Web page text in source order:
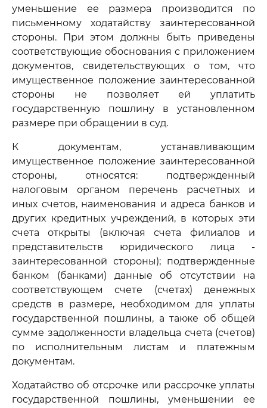
уменьшение ее размера производится по
письменному ходатайству заинтересованной
стороны. При этом должны быть приведены
соответствующие обоснования с приложением
документов, свидетельствующих о том, что
имущественное положение заинтересованной
стороны не позволяет ей уплатить
государственную пошлину в установленном
размере при обращении в суд.
К документам, устанавливающим
имущественное положение заинтересованной
стороны, относятся: подтвержденный
налоговым органом перечень расчетных и
иных счетов, наименования и адреса банков и
других кредитных учреждений, в которых эти
счета открыты (включая счета филиалов и
представительств юридического лица -
заинтересованной стороны); подтвержденные
банком (банками) данные об отсутствии на
соответствующем счете (счетах) денежных
средств в размере, необходимом для уплаты
государственной пошлины, а также об общей
сумме задолженности владельца счета (счетов)
по исполнительным листам и платежным
документам.
Ходатайство об отсрочке или рассрочке уплаты
государственной пошлины, уменьшении ее